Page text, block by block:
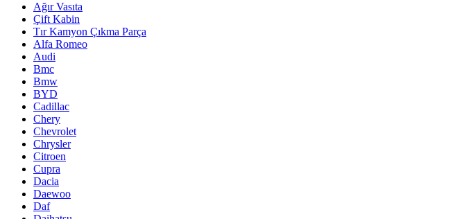
Ağır Vasıta
Çift Kabin
Tır Kamyon Çıkma Parça
Alfa Romeo
Audi
Bmc
Bmw
BYD
Cadillac
Chery
Chevrolet
Chrysler
Citroen
Cupra
Dacia
Daewoo
Daf